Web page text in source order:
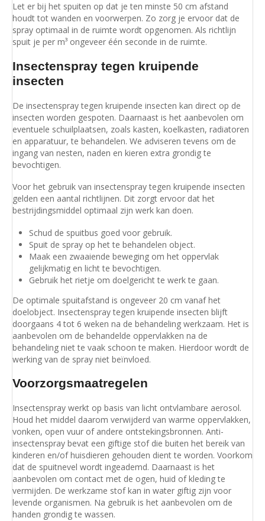
Let er bij het spuiten op dat je ten minste 50 cm afstand
houdt tot wanden en voorwerpen. Zo zorg je ervoor dat de
spray optimaal in de ruimte wordt opgenomen. Als richtlijn
spuit je per m³ ongeveer één seconde in de ruimte.
Insectenspray tegen kruipende
insecten
De insectenspray tegen kruipende insecten kan direct op de
insecten worden gespoten. Daarnaast is het aanbevolen om
eventuele schuilplaatsen, zoals kasten, koelkasten, radiatoren
en apparatuur, te behandelen. We adviseren tevens om de
ingang van nesten, naden en kieren extra grondig te
bevochtigen.
Voor het gebruik van insectenspray tegen kruipende insecten
gelden een aantal richtlijnen. Dit zorgt ervoor dat het
bestrijdingsmiddel optimaal zijn werk kan doen.
Schud de spuitbus goed voor gebruik.
Spuit de spray op het te behandelen object.
Maak een zwaaiende beweging om het oppervlak
gelijkmatig en licht te bevochtigen.
Gebruik het rietje om doelgericht te werk te gaan.
De optimale spuitafstand is ongeveer 20 cm vanaf het
doelobject. Insectenspray tegen kruipende insecten blijft
doorgaans 4 tot 6 weken na de behandeling werkzaam. Het is
aanbevolen om de behandelde oppervlakken na de
behandeling niet te vaak schoon te maken. Hierdoor wordt de
werking van de spray niet beïnvloed.
Voorzorgsmaatregelen
Insectenspray werkt op basis van licht ontvlambare aerosol.
Houd het middel daarom verwijderd van warme oppervlakken,
vonken, open vuur of andere ontstekingsbronnen. Anti-
insectenspray bevat een giftige stof die buiten het bereik van
kinderen en/of huisdieren gehouden dient te worden. Voorkom
dat de spuitnevel wordt ingeademd. Daarnaast is het
aanbevolen om contact met de ogen, huid of kleding te
vermijden. De werkzame stof kan in water giftig zijn voor
levende organismen. Na gebruik is het aanbevolen om de
handen grondig te wassen.